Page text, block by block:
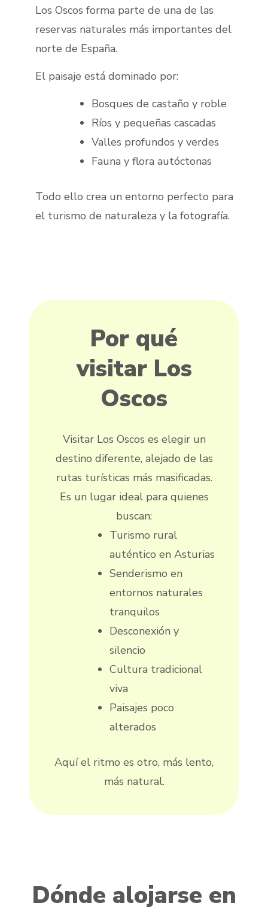
Los Oscos forma parte de una de las
reservas naturales más importantes del
norte de España.
El paisaje está dominado por:
Bosques de castaño y roble
Ríos y pequeñas cascadas
Valles profundos y verdes
Fauna y flora autóctonas
Todo ello crea un entorno perfecto para
el turismo de naturaleza y la fotografía.
Por qué
visitar Los
Oscos
Visitar Los Oscos es elegir un
destino diferente, alejado de las
rutas turísticas más masificadas.
Es un lugar ideal para quienes
buscan:
Turismo rural
auténtico en Asturias
Senderismo en
entornos naturales
tranquilos
Desconexión y
silencio
Cultura tradicional
viva
Paisajes poco
alterados
Aquí el ritmo es otro, más lento,
más natural.
Dónde alojarse en